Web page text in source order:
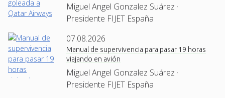
Miguel Angel Gonzalez Suárez ·
Presidente FIJET España
07.08.2026
Manual de supervivencia para pasar 19 horas
viajando en avión
Miguel Angel Gonzalez Suárez ·
Presidente FIJET España